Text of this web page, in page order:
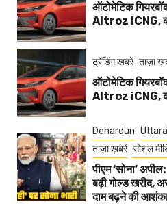
ऑटोमेटिक
Altroz iCNG,
ट्रेंडिंग खबरें ताज़ा
ऑटोमेटिक
Altroz iCNG,
Dehardun
ताज़ा ख़बरें सोशल
पीएम ‘सोना’
बढ़ी गोल्ड खरीद,
दाम बढ़ने की